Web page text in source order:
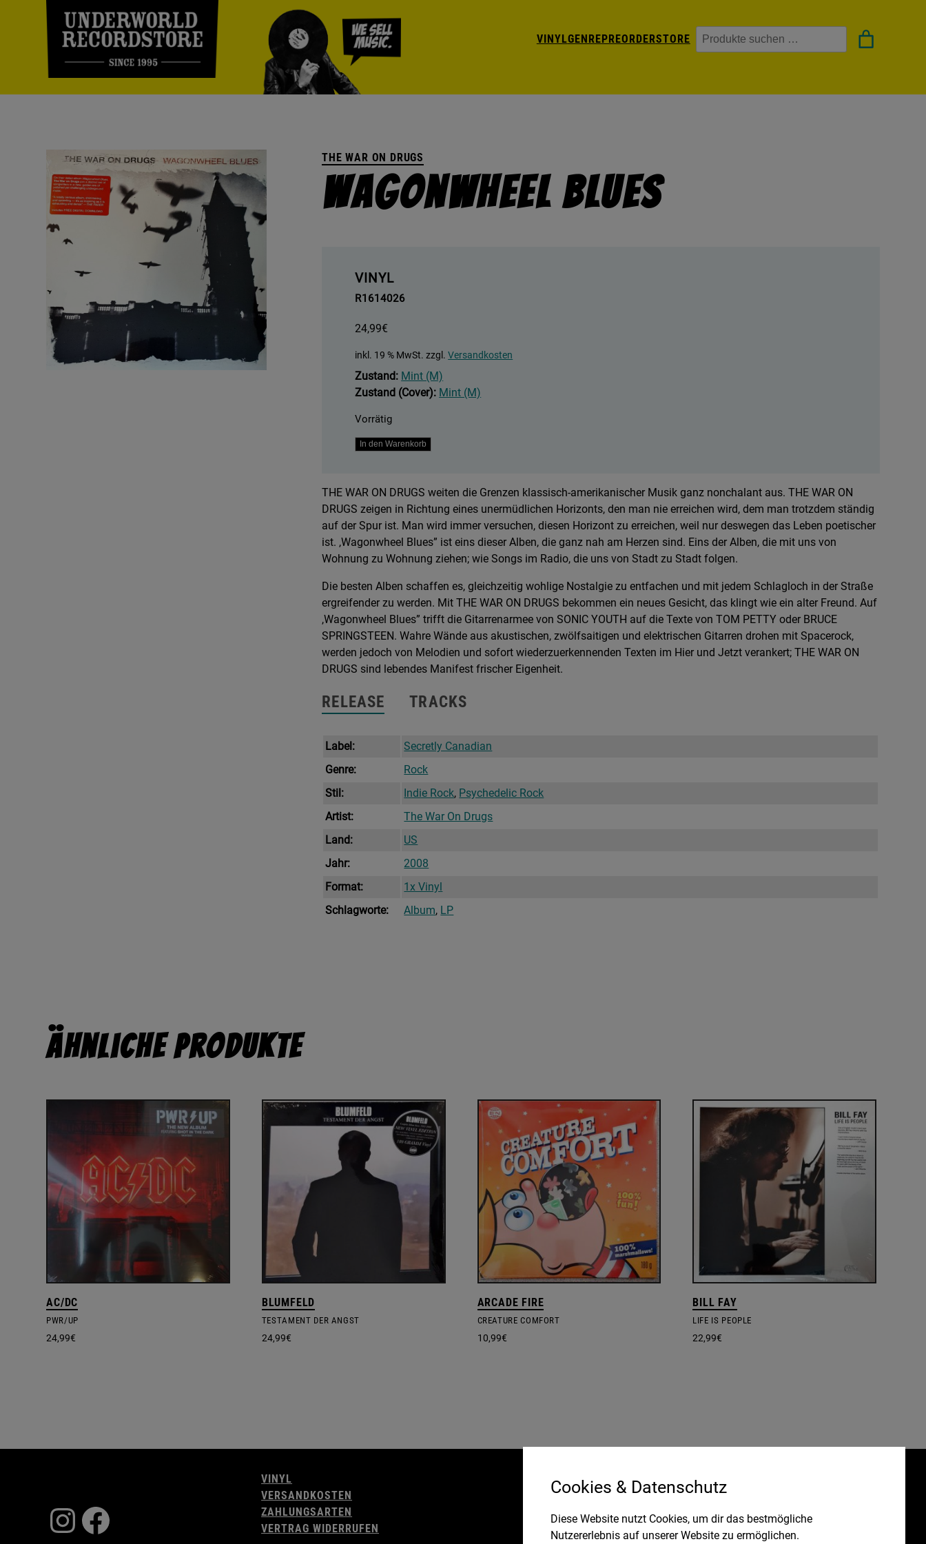
VINYLGENREPREORDERSTORE Suchen
THE WAR ON DRUGS
Wagonwheel Blues
VINYL
R1614026
24,99€
inkl. 19 % MwSt. zzgl.Versandkosten
Zustand: Mint (M)
Zustand (Cover): Mint (M)
Vorrätig
Wagonwheel
In den Warenkorb
THE WAR ON DRUGS weiten die Grenzen klassisch-amerikanischer Musik ganz nonchalant aus. THE WAR ON
DRUGS zeigen in Richtung eines unermüdlichen Horizonts, den man nie erreichen wird, dem man trotzdem ständig
auf der Spur ist. Man wird immer versuchen, diesen Horizont zu erreichen, weil nur deswegen das Leben poetischer
ist. ,Wagonwheel Blues” ist eins dieser Alben, die ganz nah am Herzen sind. Eins der Alben, die mit uns von
Wohnung zu Wohnung ziehen; wie Songs im Radio, die uns von Stadt zu Stadt folgen.
Die besten Alben schaffen es, gleichzeitig wohlige Nostalgie zu entfachen und mit jedem Schlagloch in der Straße
ergreifender zu werden. Mit THE WAR ON DRUGS bekommen ein neues Gesicht, das klingt wie ein alter Freund. Auf
,Wagonwheel Blues” trifft die Gitarrenarmee von SONIC YOUTH auf die Texte von TOM PETTY oder BRUCE
SPRINGSTEEN. Wahre Wände aus akustischen, zwölfsaitigen und elektrischen Gitarren drohen mit Spacerock,
werden jedoch von Melodien und sofort wiederzuerkennenden Texten im Hier und Jetzt verankert; THE WAR ON
DRUGS sind lebendes Manifest frischer Eigenheit.
RELEASE TRACKS
Label:
Secretly Canadian
Genre:
Rock
Stil:
Indie Rock, Psychedelic Rock
Artist:
The War On Drugs
Land:
US
Jahr:
2008
Format:
1x Vinyl
Schlagworte:
Album, LP
Ähnliche Produkte
AC/DC
PWR/UP
24,99€
BLUMFELD
TESTAMENT DER ANGST
24,99€
ARCADE FIRE
CREATURE COMFORT
10,99€
BILL FAY
LIFE IS PEOPLE
22,99€
Instagram
Facebook
VINYL
VERSANDKOSTEN
ZAHLUNGSARTEN
VERTRAG WIDERRUFEN
WIDERRUFSBELEHRUNG
IMPRESSUM
DATENSCHUTZ
Cookies & Datenschutz
Diese Website nutzt Cookies, um dir das bestmögliche
Nutzererlebnis auf unserer Website zu ermöglichen.